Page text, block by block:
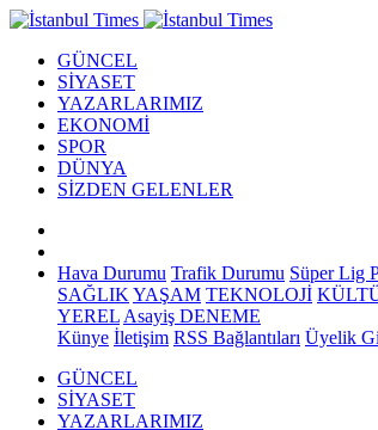
GÜNCEL
SİYASET
YAZARLARIMIZ
EKONOMİ
SPOR
DÜNYA
SİZDEN GELENLER
Hava Durumu Trafik Durumu Süper Lig
SAĞLIK YAŞAM TEKNOLOJİ
YEREL Asayiş DENEME
Künye İletişim RSS Bağlantıları Üyelik
GÜNCEL
SİYASET
YAZARLARIMIZ